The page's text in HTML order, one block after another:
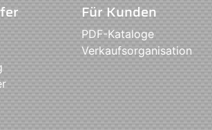
Für Kunden
PDF-Kataloge
Verkaufsorganisation